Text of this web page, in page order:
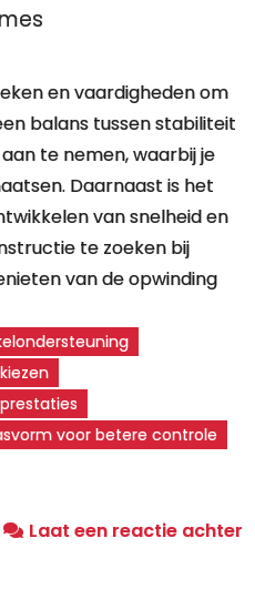
en vaardigheden om
balans tussen stabiliteit
te nemen, waarbij je
Daarnaast is het
van snelheid en
te zoeken bij
van de opwinding
prestaties
voor betere controle
Laat een reactie achterop